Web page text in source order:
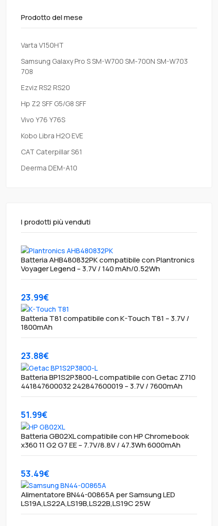
Prodotto del mese
Varta V150HT
Samsung Galaxy Pro S SM-W700 SM-700N SM-W703
708
Ezviz RS2 RS20
Hp Z2 SFF G5/G8 SFF
Vivo Y76 Y76S
Kobo Libra H2O EVE
CAT Caterpillar S61
Deerma DEM-A10
I prodotti più venduti
Batteria AHB480832PK compatibile con Plantronics
Voyager Legend – 3.7V / 140 mAh/0.52Wh
23.99€
Batteria T81 compatibile con K-Touch T81 – 3.7V /
1800mAh
23.88€
Batteria BP1S2P3800-L compatibile con Getac Z710
441847600032 242847600019 – 3.7V / 7600mAh
51.99€
Batteria GB02XL compatibile con HP Chromebook
x360 11 G2 G7 EE – 7.7V/8.8V / 47.3Wh 6000mAh
53.49€
Alimentatore BN44-00865A per Samsung LED
LS19A,LS22A,LS19B,LS22B,LS19C 25W